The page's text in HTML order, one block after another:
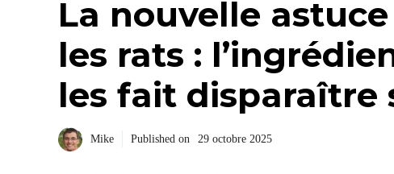
La nouvelle
les rats :
les fait disparaître
Mike Published on 29 octobre 2025